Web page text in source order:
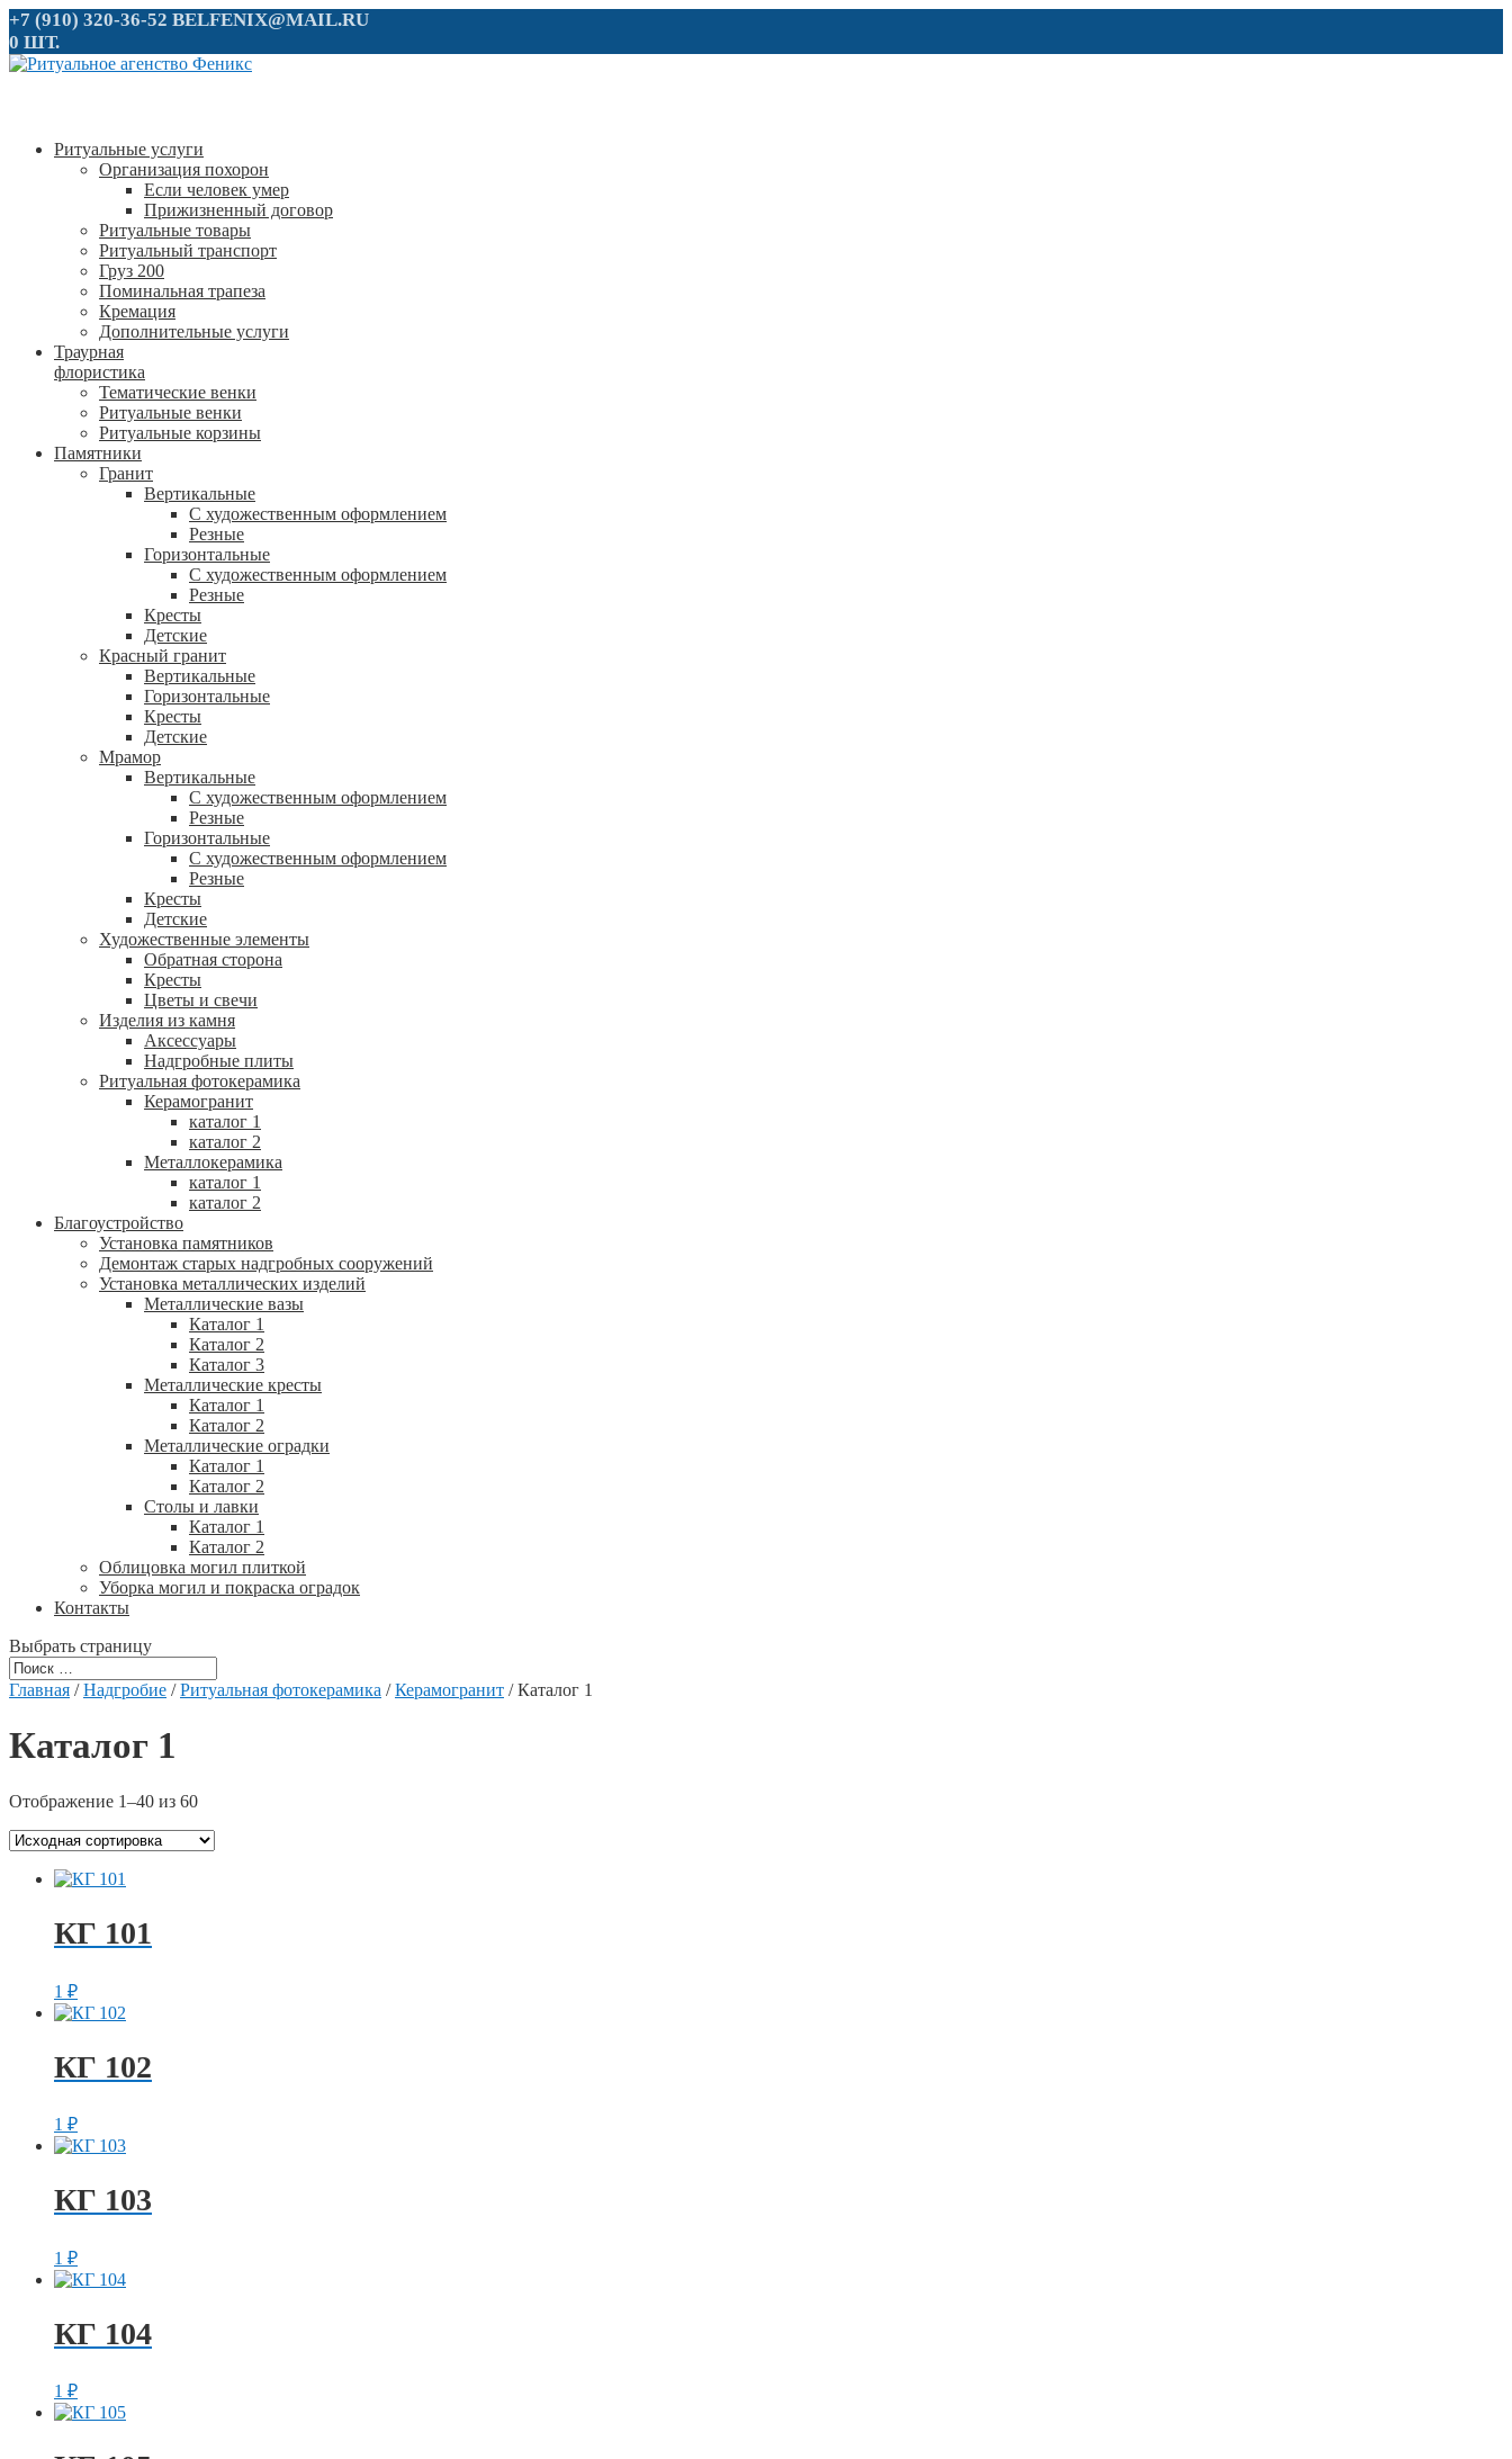
+7 (910) 320-36-52 BELFENIX@MAIL.RU
0 ШТ.
Ритуальные услуги
Организация похорон
Если человек умер
Прижизненный договор
Ритуальные товары
Ритуальный транспорт
Груз 200
Поминальная трапеза
Кремация
Дополнительные услуги
Траурная
флористика
Тематические венки
Ритуальные венки
Ритуальные корзины
Памятники
Гранит
Вертикальные
С художественным оформлением
Резные
Горизонтальные
С художественным оформлением
Резные
Кресты
Детские
Красный гранит
Вертикальные
Горизонтальные
Кресты
Детские
Мрамор
Вертикальные
С художественным оформлением
Резные
Горизонтальные
С художественным оформлением
Резные
Кресты
Детские
Художественные элементы
Обратная сторона
Кресты
Цветы и свечи
Изделия из камня
Аксессуары
Надгробные плиты
Ритуальная фотокерамика
Керамогранит
каталог 1
каталог 2
Металлокерамика
каталог 1
каталог 2
Благоустройство
Установка памятников
Демонтаж старых надгробных сооружений
Установка металлических изделий
Металлические вазы
Каталог 1
Каталог 2
Каталог 3
Металлические кресты
Каталог 1
Каталог 2
Металлические оградки
Каталог 1
Каталог 2
Столы и лавки
Каталог 1
Каталог 2
Облицовка могил плиткой
Уборка могил и покраска оградок
Контакты
Выбрать страницу
Главная /Надгробие /Ритуальная фотокерамика /Керамогранит / Каталог 1
Каталог 1
Отображение 1–40 из 60
КГ 101
1 ₽
КГ 102
1 ₽
КГ 103
1 ₽
КГ 104
1 ₽